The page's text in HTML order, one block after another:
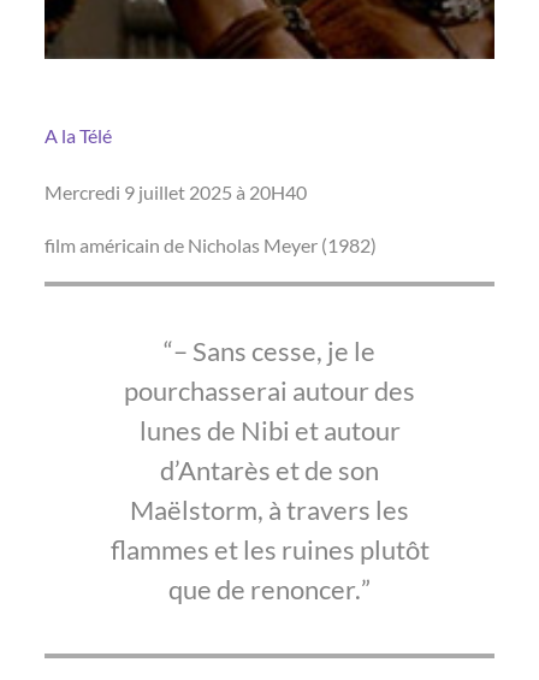
A la Télé
Mercredi 9 juillet 2025 à 20H40
film américain de Nicholas Meyer (1982)
– Sans cesse, je le
pourchasserai autour des
lunes de Nibi et autour
d’Antarès et de son
Maëlstorm, à travers les
flammes et les ruines plutôt
que de renoncer.